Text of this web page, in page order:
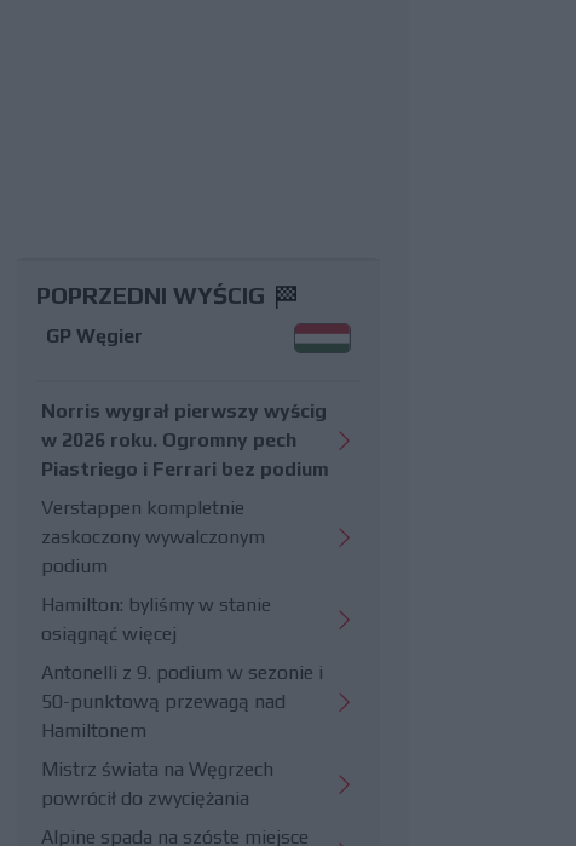
POPRZEDNI WYŚCIG
GP Węgier
Norris wygrał pierwszy wyścig
w 2026 roku. Ogromny pech
Piastriego i Ferrari bez podium
Verstappen kompletnie
zaskoczony wywalczonym
podium
Hamilton: byliśmy w stanie
osiągnąć więcej
Antonelli z 9. podium w sezonie i
50-punktową przewagą nad
Hamiltonem
Mistrz świata na Węgrzech
powrócił do zwyciężania
Alpine spada na szóste miejsce